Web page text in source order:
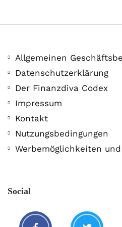
Allgemeinen
Datenschutzerklärung
Der Finanzdiva Codex
Impressum
Kontakt
Nutzungsbedingungen
Werbemöglichkeiten
Social